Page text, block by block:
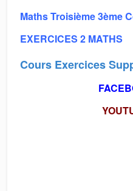
Maths Troisième 3ème
EXERCICES 2 MATHS
Cours Exercices